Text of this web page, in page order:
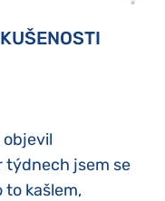
objevil
týdnech jsem se
to kašlem,